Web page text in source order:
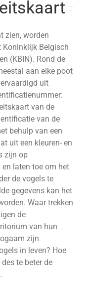
zien, worden
Koninklijk Belgisch
(KBIN). Rond de
aan elke poot
uit
van de
van de
behulp van een
uit een kleuren- en
zijn op
laten toe om het
de vogels te
gegevens kan het
Waar trekken
de
van hun
zijn
in leven? Hoe
te beter de